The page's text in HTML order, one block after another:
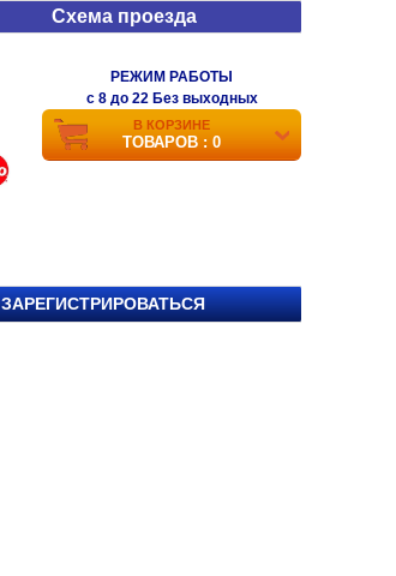
Схема проезда
РЕЖИМ РАБОТЫ
c 8 до 22 Без выходных
В КОРЗИНЕ
ТОВАРОВ : 0
ЗАРЕГИСТРИРОВАТЬСЯ